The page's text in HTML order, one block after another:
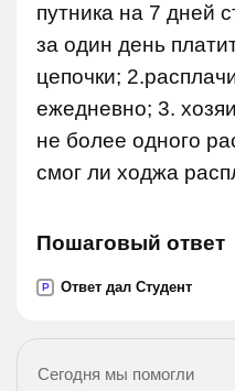
путника на 7 дней
за один день
цепочки;
ежедневно; 3.
не более одного
смог ли ходжа
Пошаговый ответ
P Ответ дал Студент
Сегодня мы помогли